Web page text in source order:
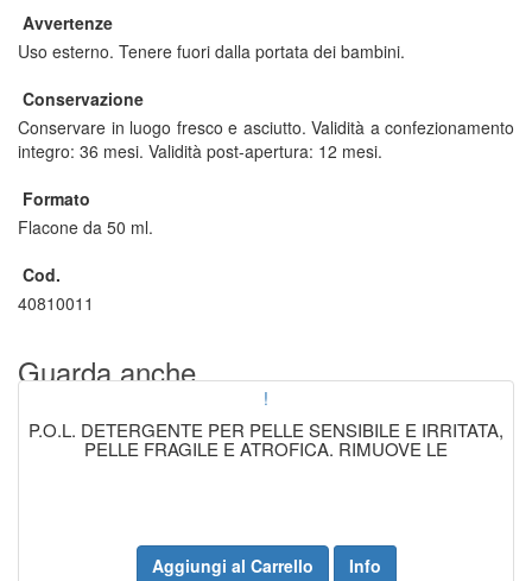
Avvertenze
Uso esterno. Tenere fuori dalla portata dei bambini.
Conservazione
Conservare in luogo fresco e asciutto. Validità a confezionamento
integro: 36 mesi. Validità post-apertura: 12 mesi.
Formato
Flacone da 50 ml.
Cod.
40810011
Guarda anche...
!
P.O.L. DETERGENTE PER PELLE SENSIBILE E IRRITATA,
PELLE FRAGILE E ATROFICA. RIMUOVE LE
Aggiungi al Carrello Info